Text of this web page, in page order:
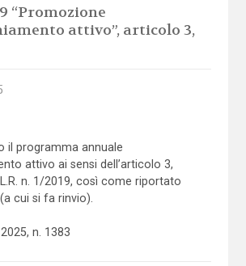
“Promozione
attivo”, articolo 3,
il programma annuale
attivo ai sensi dell’articolo 3,
n. 1/2019, così come riportato
cui si fa rinvio).
n. 1383